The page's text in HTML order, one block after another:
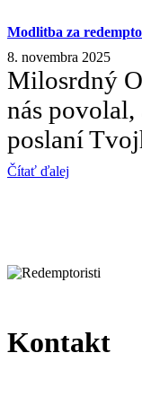
Modlitba za
8. novembra 2025
Milosrdný
nás povolal,
poslaní
Čítať ďalej
Kontakt